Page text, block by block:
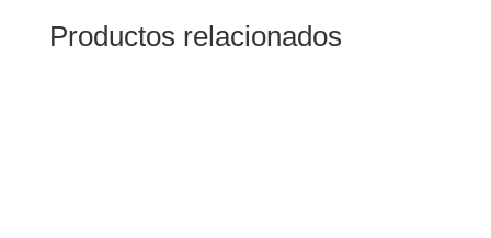
Productos relacionados